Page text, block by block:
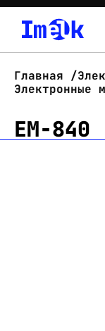
Главная
Электронные
EM-840